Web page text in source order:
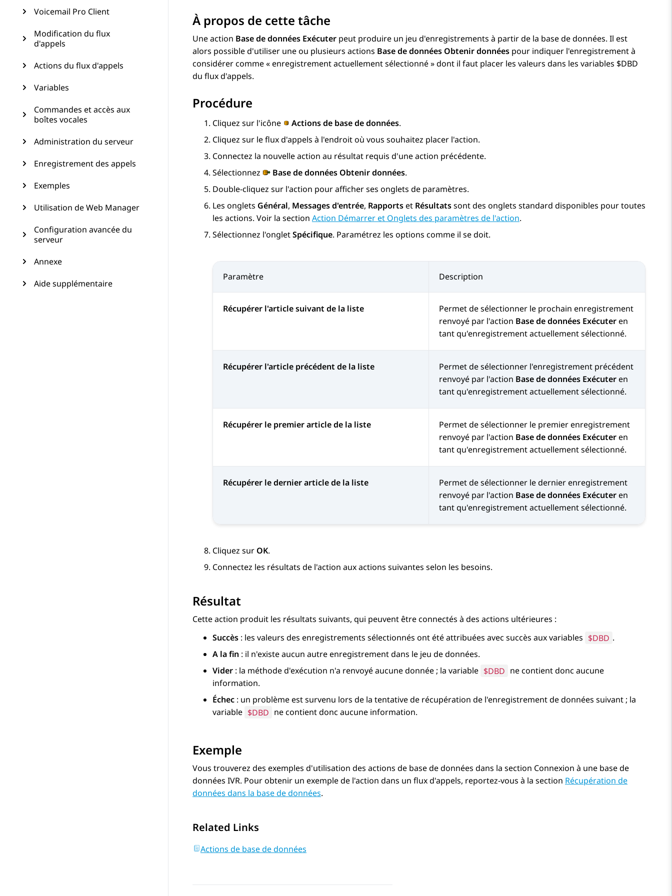
Voicemail Pro Client
Modification du flux
d'appels
Actions du flux d'appels
Variables
Commandes et accès aux
boîtes vocales
Administration du serveur
Enregistrement des appels
Exemples
Utilisation de Web Manager
Configuration avancée du
serveur
Annexe
Aide supplémentaire
À propos de cette tâche
Une action Base de données Exécuter peut produire un jeu d'enregistrements à partir de la base de données. Il est
alors possible d'utiliser une ou plusieurs actions Base de données Obtenir données pour indiquer l'enregistrement à
considérer comme « enregistrement actuellement sélectionné » dont il faut placer les valeurs dans les variables $DBD
du flux d'appels.
Procédure
Cliquez sur l'icône Actions de base de données.
Cliquez sur le flux d'appels à l'endroit où vous souhaitez placer l'action.
Connectez la nouvelle action au résultat requis d'une action précédente.
Sélectionnez
Base de données Obtenir données.
Double-cliquez sur l'action pour afficher ses onglets de paramètres.
Les onglets Général, Messages d'entrée, Rapportset Résultatssont des onglets standard disponibles pour toutes
les actions. Voir la section Action Démarrer et Onglets des paramètres de l'action.
Sélectionnez l'ongletSpécifique. Paramétrez les options comme il se doit.
Paramètre Description
Récupérer l'article suivant de la liste
Permet de sélectionner le prochain enregistrement
renvoyé par l'action Base de données Exécuteren
tant qu'enregistrement actuellement sélectionné.
Récupérer l'article précédent de la liste
Permet de sélectionner l'enregistrement précédent
renvoyé par l'action Base de données Exécuteren
tant qu'enregistrement actuellement sélectionné.
Récupérer le premier article de la liste
Permet de sélectionner le premier enregistrement
renvoyé par l'action Base de données Exécuteren
tant qu'enregistrement actuellement sélectionné.
Récupérer le dernier article de la liste
Permet de sélectionner le dernier enregistrement
renvoyé par l'action Base de données Exécuteren
tant qu'enregistrement actuellement sélectionné.
Cliquez sur OK.
Connectez les résultats de l'action aux actions suivantes selon les besoins.
Résultat
Cette action produit les résultats suivants, qui peuvent être connectés à des actions ultérieures :
Succès : les valeurs des enregistrements sélectionnés ont été attribuées avec succès aux variables $DBD .
A la fin : il n'existe aucun autre enregistrement dans le jeu de données.
Vider : la méthode d'exécution n'a renvoyé aucune donnée ; la variable $DBD ne contient donc aucune
information.
Échec : un problème est survenu lors de la tentative de récupération de l'enregistrement de données suivant ; la
variable $DBD ne contient donc aucune information.
Exemple
Vous trouverez des exemples d'utilisation des actions de base de données dans la section Connexion à une base de
données IVR. Pour obtenir un exemple de l'action dans un flux d'appels, reportez-vous à la section Récupération de
données dans la base de données.
Related Links
Actions de base de données